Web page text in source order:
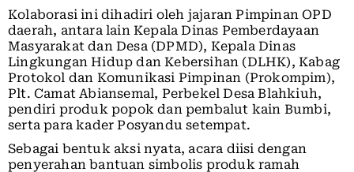
Kolaborasi ini dihadiri oleh jajaran Pimpinan OPD
daerah, antara lain Kepala Dinas Pemberdayaan
Masyarakat dan Desa (DPMD), Kepala Dinas
Lingkungan Hidup dan Kebersihan (DLHK), Kabag
Protokol dan Komunikasi Pimpinan (Prokompim),
Plt. Camat Abiansemal, Perbekel Desa Blahkiuh,
pendiri produk popok dan pembalut kain Bumbi,
serta para kader Posyandu setempat.
Sebagai bentuk aksi nyata, acara diisi dengan
penyerahan bantuan simbolis produk ramah